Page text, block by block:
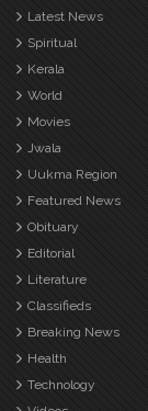
Latest News
Spiritual
Kerala
World
Movies
Jwala
Uukma Region
Featured News
Obituary
Editorial
Literature
Classifieds
Breaking News
Health
Technology